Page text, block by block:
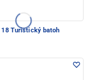
SNĚŽKOU
18 Turistický batoh